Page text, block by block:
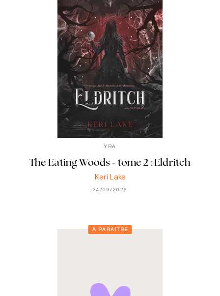
YRA
The Eating Woods - tome 2 : Eldritch
Keri Lake
24/09/2026
À PARAÎTRE